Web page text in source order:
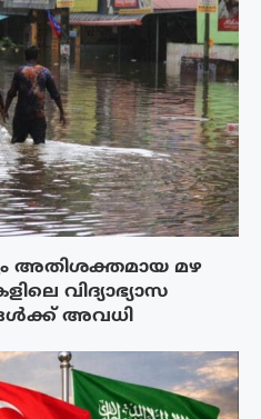
അതിശക്തമായ മഴ
വിദ്യാഭ്യാസ
അവധി